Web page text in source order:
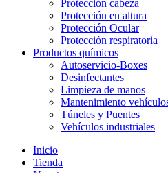
Protección cabeza
Protección en altura
Protección Ocular
Protección respiratoria
Productos químicos
Autoservicio-Boxes
Desinfectantes
Limpieza de manos
Mantenimiento
Túneles y Puentes
Vehículos industriales
Inicio
Tienda